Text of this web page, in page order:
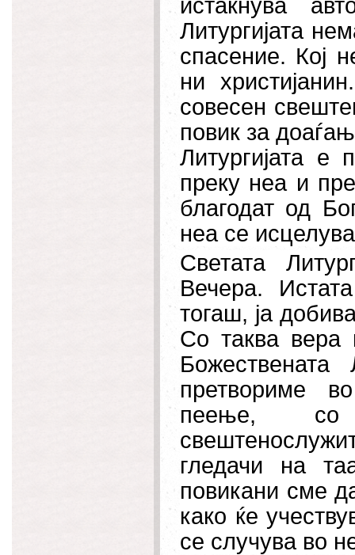
истакнува
Литургијата
спасение. Кој
ни
совесен
повик за
Литургијата е
преку неа и
благодат од
неа се
Светата
Вечера.
тогаш, ја
Со таква вера
претвориме
пеење, со
гледачи на
повикани сме
како ќе
се случува во